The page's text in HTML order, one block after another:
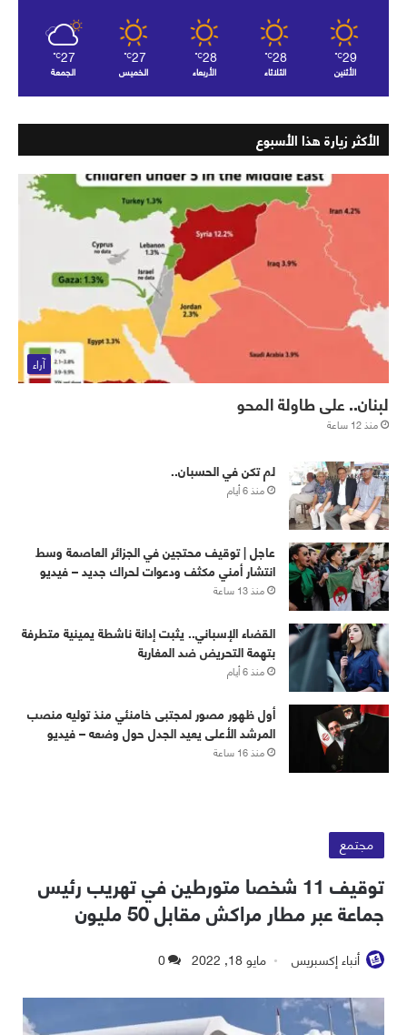
29
℃
الأثنين
28
℃
الثلاثاء
28
℃
الأربعاء
27
℃
الخميس
27
℃
الجمعة
الأكثر زيارة هذا الأسبوع
آراء
لبنان.. على طاولة المحو
منذ 12 ساعة
لم تكن في الحسبان..
منذ 6 أيام
عاجل | توقيف محتجين في الجزائر العاصمة وسط
انتشار أمني مكثف ودعوات لحراك جديد – فيديو
منذ 13 ساعة
القضاء الإسباني.. يثبت إدانة ناشطة يمينية متطرفة
بتهمة التحريض ضد المغاربة
منذ 6 أيام
أول ظهور مصور لمجتبى خامنئي منذ توليه منصب
المرشد الأعلى يعيد الجدل حول وضعه – فيديو
منذ 16 ساعة